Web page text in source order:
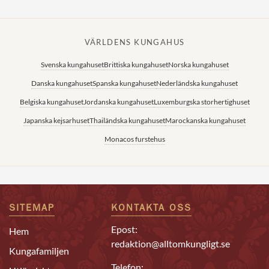
VÄRLDENS KUNGAHUS
Svenska kungahusetBrittiska kungahusetNorska kungahuset
Danska kungahusetSpanska kungahusetNederländska kungahuset
Belgiska kungahusetJordanska kungahusetLuxemburgska storhertighuset
Japanska kejsarhusetThailändska kungahusetMarockanska kungahuset
Monacos furstehus
SITEMAP
Hem
Kungafamiljen
KONTAKTA OSS
Epost:
redaktion@alltomkungligt.se